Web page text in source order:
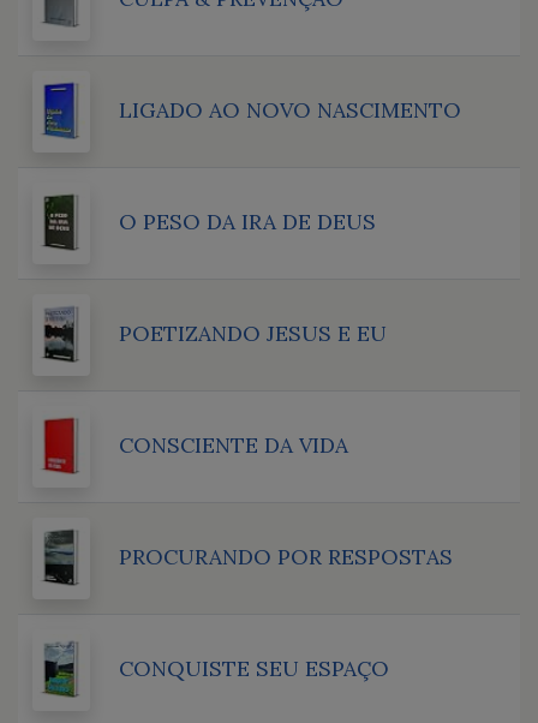
LIGADO AO NOVO NASCIMENTO
O PESO DA IRA DE DEUS
POETIZANDO JESUS E EU
CONSCIENTE DA VIDA
PROCURANDO POR RESPOSTAS
CONQUISTE SEU ESPAÇO